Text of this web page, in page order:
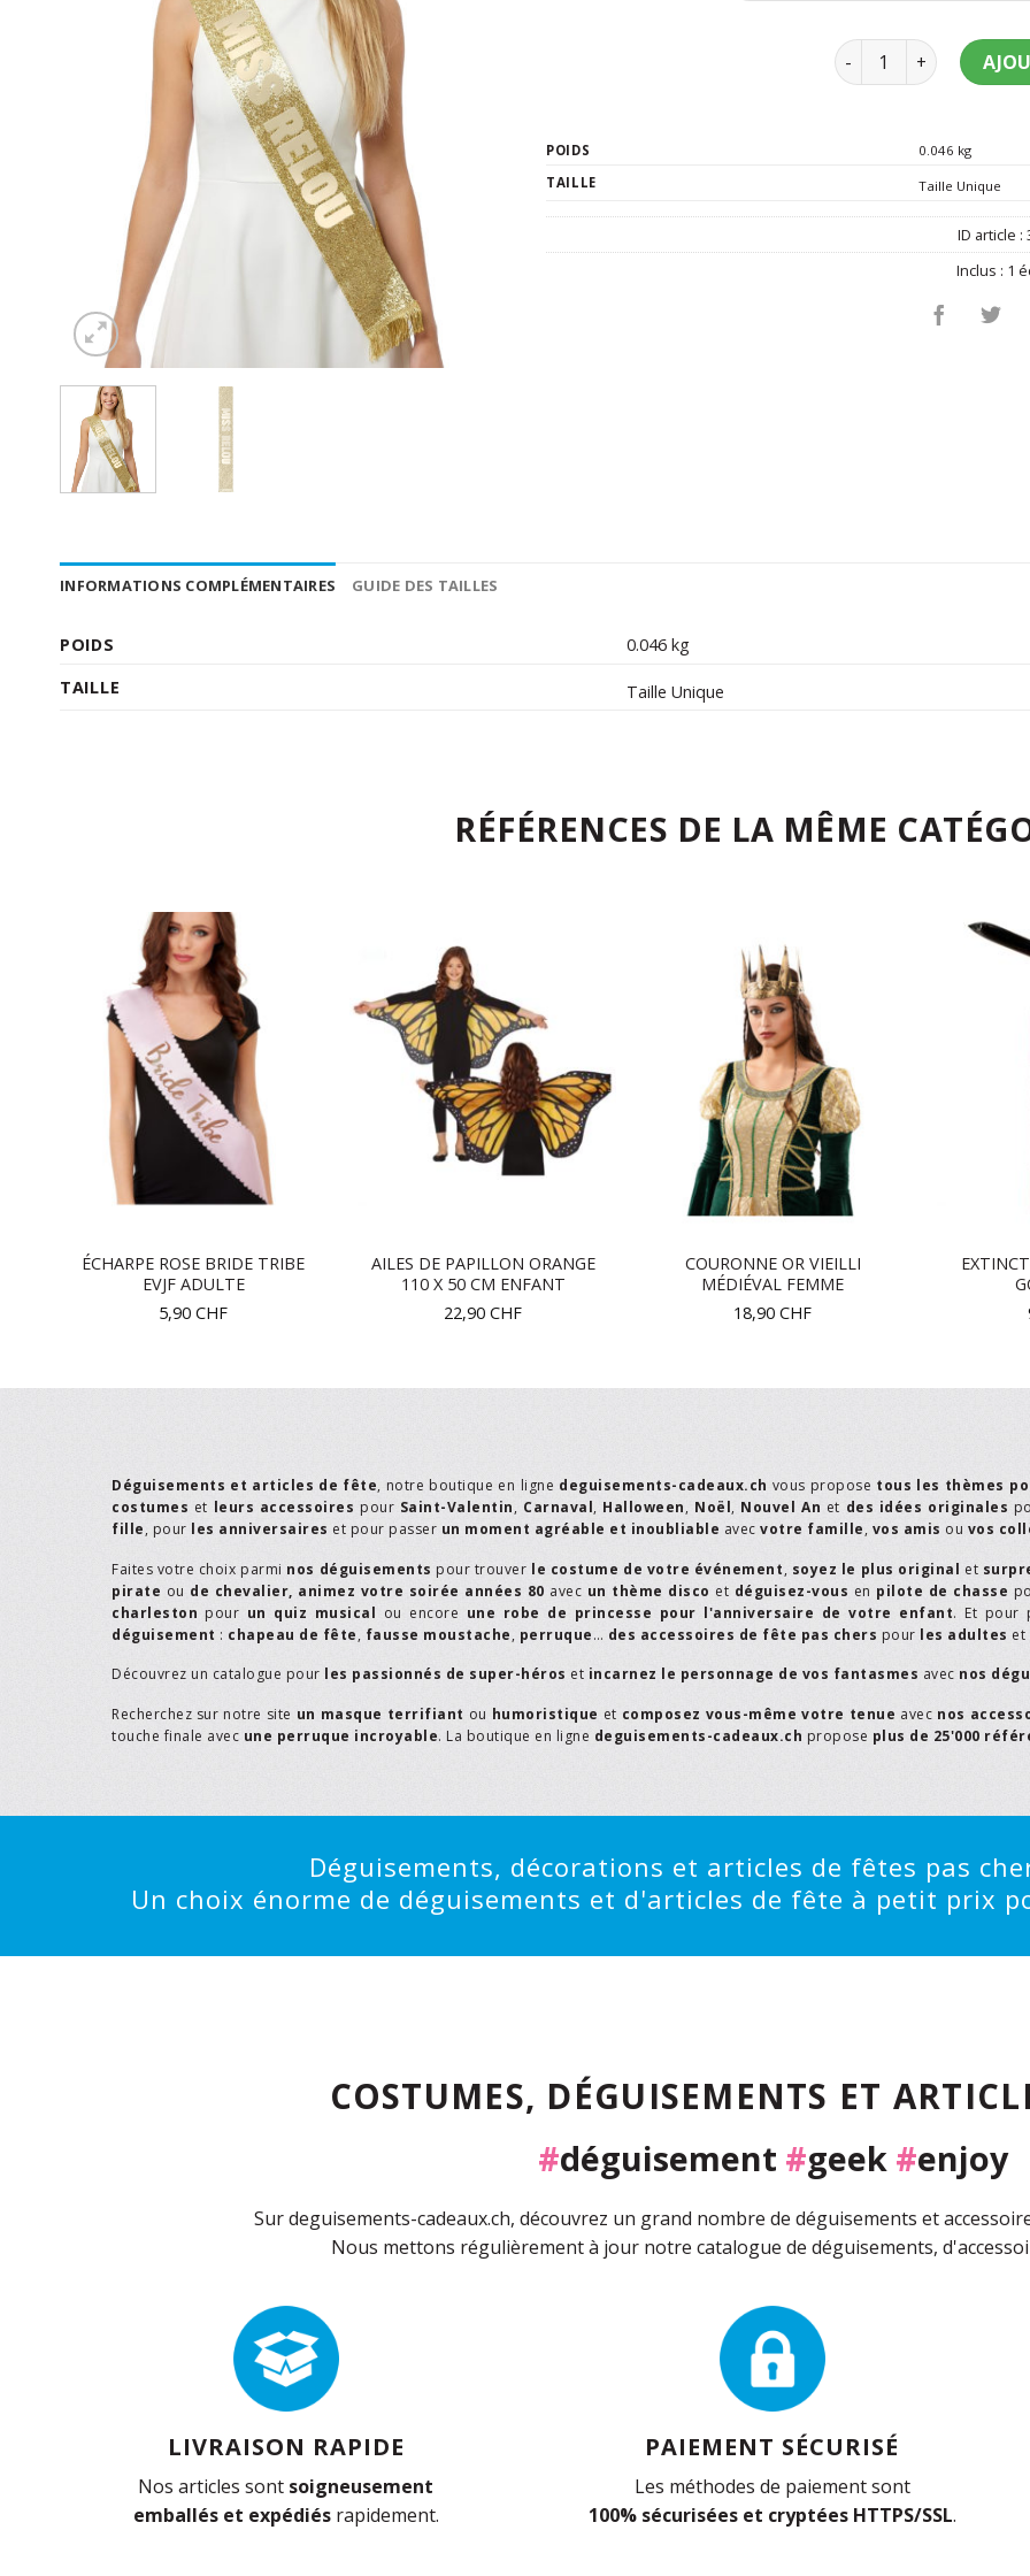
quantité de Echarpe
POIDS
0.046 kg
TAILLE
Taille Unique
ID article :
Inclus : 1
INFORMATIONS COMPLÉMENTAIRES GUIDE DES TAILLES
POIDS
0.046 kg
TAILLE
Taille Unique
RÉFÉRENCES DE LA MÊME
ÉCHARPE ROSE BRIDE TRIBE
EVJF ADULTE
5,90 CHF
AILES DE PAPILLON ORANGE
110 X 50 CM ENFANT
22,90 CHF
COURONNE OR VIEILLI
MÉDIÉVAL FEMME
18,90 CHF
Déguisements et articles de fête, notre boutique en ligne deguisements-cadeaux.ch vous propose tous les thèmes
costumes et leurs accessoires pour Saint-Valentin, Carnaval, Halloween, Noël, Nouvel An et des idées originales
fille, pour les anniversaires et pour passer un moment agréable et inoubliable avec votre famille, vos amis ou vos
Faites votre choix parmi nos déguisements pour trouver le costume de votre événement, soyez le plus original et
pirate ou de chevalier, animez votre soirée années 80 avec un thème disco et déguisez-vous en pilote de chasse
charleston pour un quiz musical ou encore une robe de princesse pour l'anniversaire de votre enfant. Et pour
déguisement : chapeau de fête, fausse moustache, perruque… des accessoires de fête pas chers pour les adultes et
Découvrez un catalogue pour les passionnés de super-héros et incarnez le personnage de vos fantasmes avec nos
Recherchez sur notre site un masque terrifiant ou humoristique et composez vous-même votre tenue avec nos
touche finale avec une perruque incroyable. La boutique en ligne deguisements-cadeaux.ch propose plus de 25'000
Déguisements, décorations et articles de fêtes pas
Un choix énorme de déguisements et d'articles de fête à petit prix
COSTUMES, DÉGUISEMENTS ET
#déguisement #geek #enjoy
Sur deguisements-cadeaux.ch, découvrez un grand nombre de déguisements et
Nous mettons régulièrement à jour notre catalogue de déguisements,
LIVRAISON RAPIDE
Nos articles sont soigneusement
emballés et expédiésrapidement.
PAIEMENT SÉCURISÉ
Les méthodes de paiement sont
100% sécurisées et cryptées HTTPS/SSL.